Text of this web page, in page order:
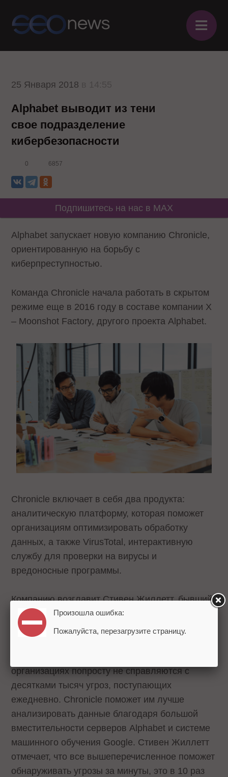
≡
25 Января 2018
Alphabet выводит из тени
свое подразделение
кибербезопасности
0 6857
Подпишитесь на нас в MAX
Alphabet запускает новую компанию Chronicle,
ориентированную на борьбу с
киберпреступностью.
Команда Chronicle начала работать в скрытом
режиме еще в 2016 году в составе компании X
– Moonshot Factory, другого проекта Alphabet.
Chronicle включает в себя два продукта:
аналитическую платформу, которая поможет
организациям оптимизировать обработку
данных, а также VirusTotal, интерактивную
службу для проверки на вирусы и
вредоносные программы.
Компанию возглавит Стивен Жиллетт, бывший
исполнительный директор Symantec.
организациях попросту не справляются с
десятками тысяч угроз, поступающих
ежедневно. Chronicle поможет им лучше
анализировать данные благодаря большой
вместительности серверов Alphabet и системе
машинного обучения Google. Стивен Жиллетт
отмечает, что все вышеперечисленное поможет
обнаруживать угрозы за минуты, это в 10 раз
Произошла ошибка:
Пожалуйста, перезагрузите страницу.